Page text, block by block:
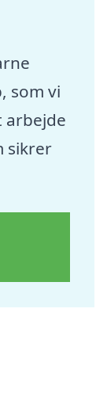
som vi
arbejde
sikrer